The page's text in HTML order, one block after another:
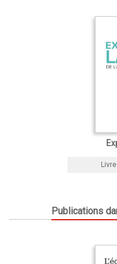
Publications